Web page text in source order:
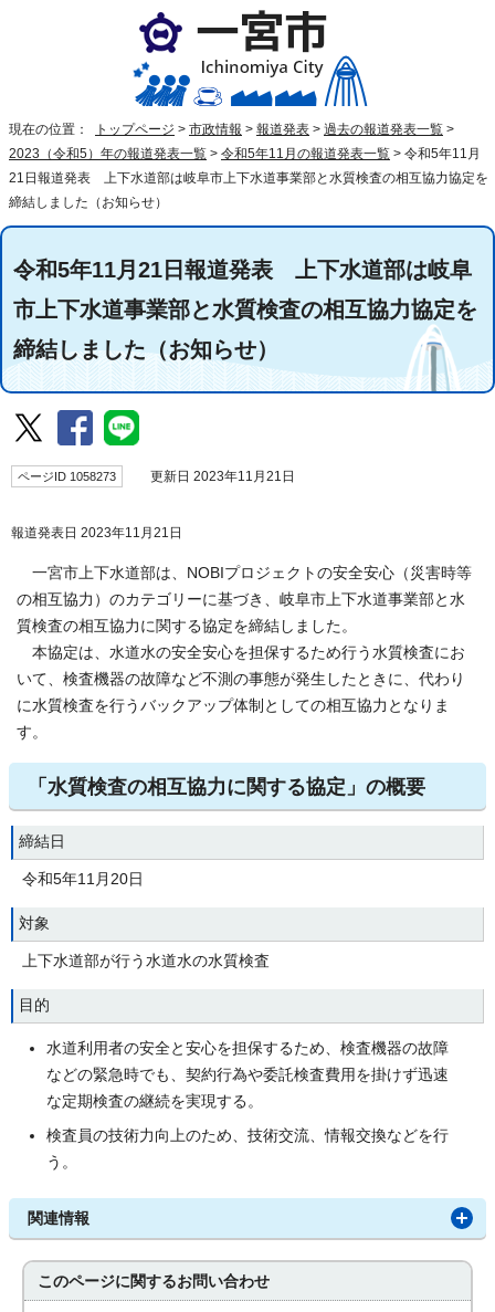
現在の位置： トップページ > 市政情報 > 報道発表 > 過去の報道発表一覧 >
2023（令和5）年の報道発表一覧 > 令和5年11月の報道発表一覧 > 令和5年11月
21日報道発表 上下水道部は岐阜市上下水道事業部と水質検査の相互協力協定を
締結しました（お知らせ）
令和5年11月21日報道発表 上下水道部は岐阜
市上下水道事業部と水質検査の相互協力協定を
締結しました（お知らせ）
ページID 1058273 更新日 2023年11月21日
報道発表日 2023年11月21日
一宮市上下水道部は、NOBIプロジェクトの安全安心（災害時等
の相互協力）のカテゴリーに基づき、岐阜市上下水道事業部と水
質検査の相互協力に関する協定を締結しました。
本協定は、水道水の安全安心を担保するため行う水質検査にお
いて、検査機器の故障など不測の事態が発生したときに、代わり
に水質検査を行うバックアップ体制としての相互協力となりま
す。
「水質検査の相互協力に関する協定」の概要
締結日
令和5年11月20日
対象
上下水道部が行う水道水の水質検査
目的
水道利用者の安全と安心を担保するため、検査機器の故障
などの緊急時でも、契約行為や委託検査費用を掛けず迅速
な定期検査の継続を実現する。
検査員の技術力向上のため、技術交流、情報交換などを行
う。
関連情報
このページに関するお問い合わせ